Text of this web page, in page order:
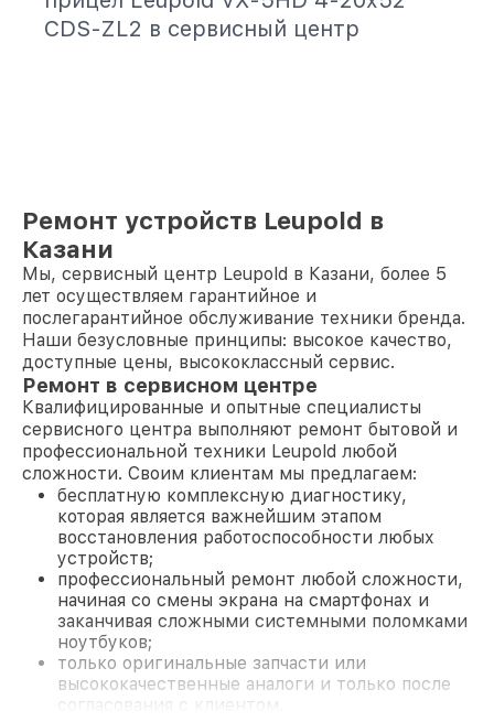
CDS-ZL2 в сервисный центр
Ремонт устройств Leupold в
Казани
Мы, сервисный центр Leupold в Казани, более 5
лет осуществляем гарантийное и
послегарантийное обслуживание техники бренда.
Наши безусловные принципы: высокое качество,
доступные цены, высококлассный сервис.
Ремонт в сервисном центре
Квалифицированные и опытные специалисты
сервисного центра выполняют ремонт бытовой и
профессиональной техники Leupold любой
сложности. Своим клиентам мы предлагаем:
бесплатную комплексную диагностику,
которая является важнейшим этапом
восстановления работоспособности любых
устройств;
профессиональный ремонт любой сложности,
начиная со смены экрана на смартфонах и
заканчивая сложными системными поломками
ноутбуков;
только оригинальные запчасти или
высококачественные аналоги и только после
согласования с клиентом.